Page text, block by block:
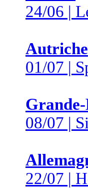
24/06 |
Autriche
01/07 |
08/07 |
22/07 |